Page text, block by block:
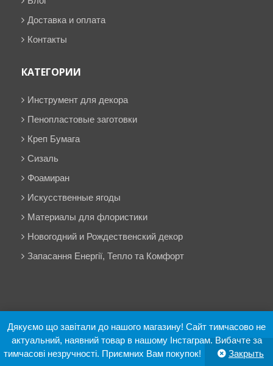
Доставка и оплата
Контакты
КАТЕГОРИИ
Инструмент для декора
Пенопластовые заготовки
Креп Бумага
Сизаль
Фоамиран
Искусственные ягоды
Материалы для флористики
Новогодний и Рождественский декор
Запасання Енергії, Тепло та Комфорт
Decorchuk 2019 © Все права защищены.
DecorchukNezabudka
Дякуємо що завітали до нашого магазину! Сайт тимчасово не
актуальний, наявний товар в нашому Інстаграм. Вибачте за
тимчасові незручності. Приємних Вам покупок!
Закрыть